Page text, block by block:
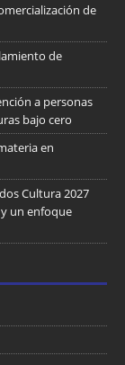
de
de
a personas
bajo cero
en
Cultura 2027
un enfoque